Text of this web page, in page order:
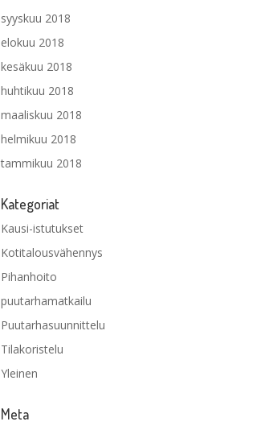
syyskuu 2018
elokuu 2018
kesäkuu 2018
huhtikuu 2018
maaliskuu 2018
helmikuu 2018
tammikuu 2018
Kategoriat
Kausi-istutukset
Kotitalousvähennys
Pihanhoito
puutarhamatkailu
Puutarhasuunnittelu
Tilakoristelu
Yleinen
Meta